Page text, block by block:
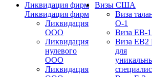
Ликвидация фирм
Ликвидация фирм
Ликвидация
ООО
Ликвидация
нулевого
ООО
Ликвидация
Визы США
Виза
О-1
Виза EB-
Виза EB2
для